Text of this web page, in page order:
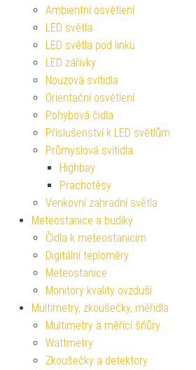
Ambientní osvětlení
LED světla
LED světla pod linku
LED zářivky
Nouzová svítidla
Orientační osvětlení
Pohybová čidla
Příslušenství k LED světlům
Průmyslová svítidla
Highbay
Prachotěsy
Venkovní zahradní světla
Meteostanice a budíky
Čidla k meteostanicím
Digitální teploměry
Meteostanice
Monitory kvality ovzduší
Multimetry, zkoušečky, měřidla
Multimetry a měřící šňůry
Wattmetry
Zkoušečky a detektory